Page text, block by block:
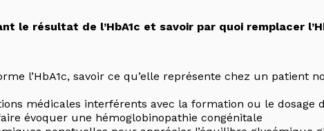
le résultat de l’HbA1c et savoir par quoi remplacer
l’HbA1c, savoir ce qu’elle représente chez un
médicales interférents avec la formation ou le dosage
évoquer une hémoglobinopathie congénitale